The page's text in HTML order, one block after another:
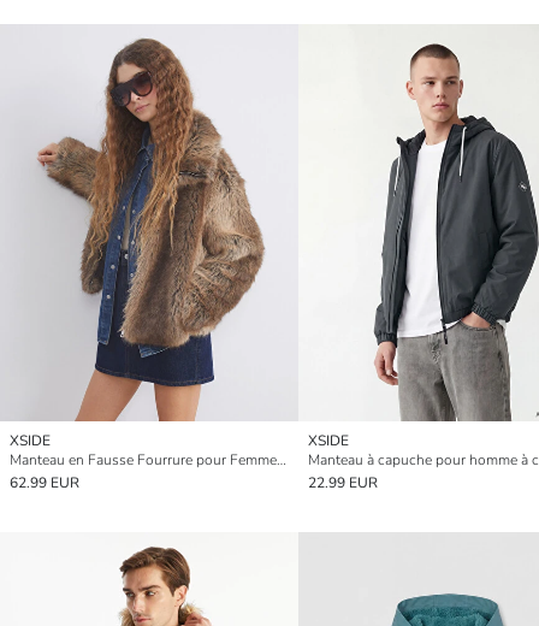
XSIDE
Manteau en Fausse Fourrure pour Femmes à Col Cheminée
62.99 EUR
XSIDE
22.99 EUR